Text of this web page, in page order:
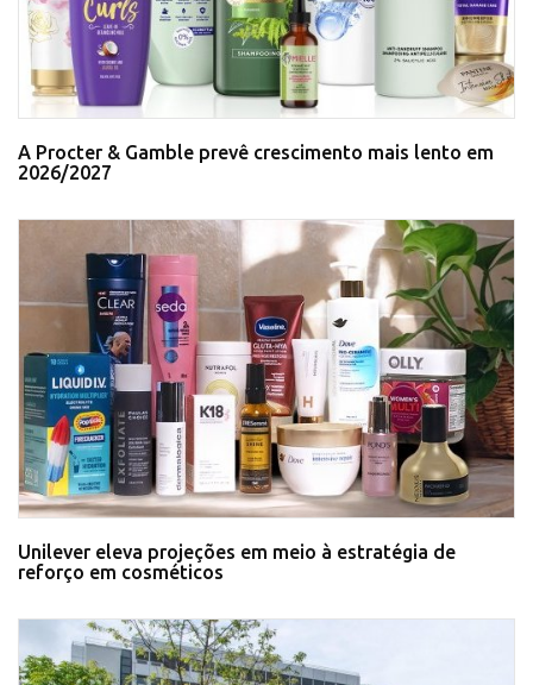
A Procter & Gamble prevê crescimento mais lento em
2026/2027
Unilever eleva projeções em meio à estratégia de
reforço em cosméticos